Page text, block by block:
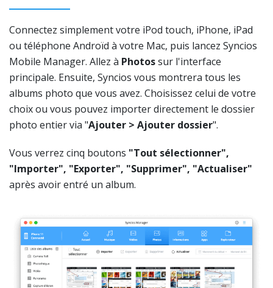
Connectez simplement votre iPod touch, iPhone, iPad
ou téléphone Androïd à votre Mac, puis lancez Syncios
Mobile Manager. Allez à Photossur l'interface
principale. Ensuite, Syncios vous montrera tous les
albums photo que vous avez. Choisissez celui de votre
choix ou vous pouvez importer directement le dossier
photo entier via "Ajouter > Ajouter dossier".
Vous verrez cinq boutons "Tout sélectionner",
"Importer", "Exporter", "Supprimer", "Actualiser"
après avoir entré un album.